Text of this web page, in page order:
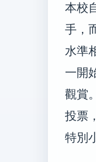
本校
手，
水準
一開
觀賞
投票
特別